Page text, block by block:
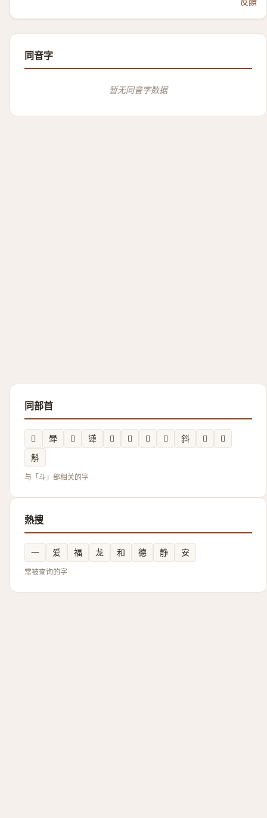
同音字
暂无同音字数据
同部首
𣂀 斝 𣁱 𣂎 𣁸 𣁿 𣁷 𪯭 斜 𣁶
𪯯
斛
与「斗」部相关的字
熱搜
一 爱 福 龙 和 德 静 安
常被查询的字